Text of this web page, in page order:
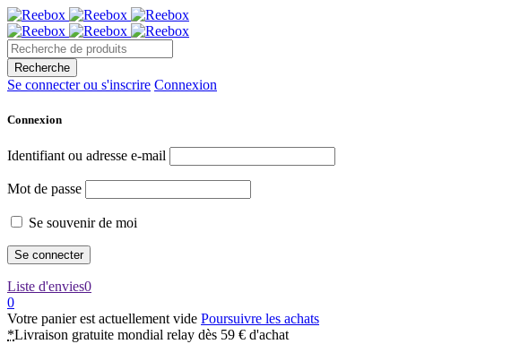
Se connecter ou s'inscrire Connexion
Connexion
Identifiant ou adresse e-mail
Mot de passe
Se souvenir de moi
Liste d'envies0
0
Votre panier est actuellement vide Poursuivre les achats
*Livraison gratuite mondial relay dès 59 € d'achat